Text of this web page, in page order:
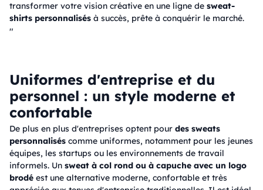
transformer votre vision créative en une ligne de sweat-
shirts personnalisés à succès, prête à conquérir le marché.
"
Uniformes d'entreprise et du
personnel : un style moderne et
confortable
De plus en plus d'entreprises optent pour des sweats
personnalisés comme uniformes, notamment pour les jeunes
équipes, les startups ou les environnements de travail
informels. Un sweat à col rond ou à capuche avec un logo
brodé est une alternative moderne, confortable et très